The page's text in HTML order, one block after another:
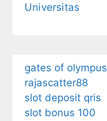
Universitas
gates of olympus
rajascatter88
slot deposit qris
slot bonus 100